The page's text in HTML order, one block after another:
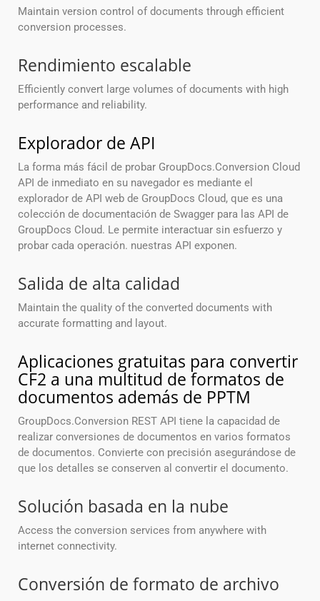
Maintain version control of documents through efficient
conversion processes.
Rendimiento escalable
Efficiently convert large volumes of documents with high
performance and reliability.
Explorador de API
La forma más fácil de probar GroupDocs.Conversion Cloud
API de inmediato en su navegador es mediante el
explorador de API web de GroupDocs Cloud, que es una
colección de documentación de Swagger para las API de
GroupDocs Cloud. Le permite interactuar sin esfuerzo y
probar cada operación. nuestras API exponen.
Salida de alta calidad
Maintain the quality of the converted documents with
accurate formatting and layout.
Aplicaciones gratuitas para convertir
CF2 a una multitud de formatos de
documentos además de PPTM
GroupDocs.Conversion REST API tiene la capacidad de
realizar conversiones de documentos en varios formatos
de documentos. Convierte con precisión asegurándose de
que los detalles se conserven al convertir el documento.
Solución basada en la nube
Access the conversion services from anywhere with
internet connectivity.
Conversión de formato de archivo